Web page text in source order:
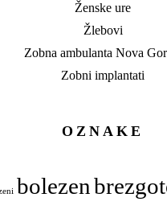
Ženske ure
Žlebovi
Zobna ambulanta Nova
Zobni implantati
OZNAKE
bolezen